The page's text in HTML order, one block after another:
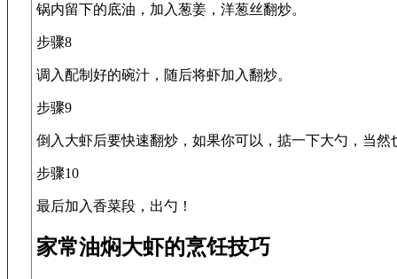
锅内留下的底油，加入葱姜，洋葱丝翻炒。
步骤8
调入配制好的碗汁，随后将虾加入翻炒。
步骤9
倒入大虾后要快速翻炒，如果你可以，掂一下大勺，当然
步骤10
最后加入香菜段，出勺！
家常油焖大虾的烹饪技巧